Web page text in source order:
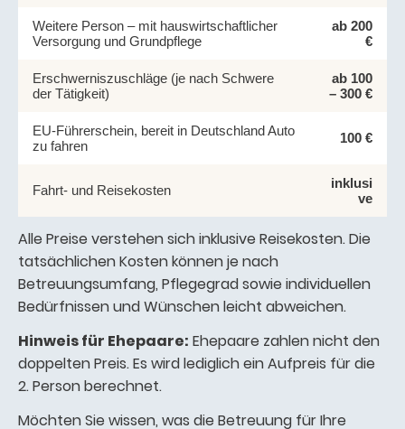
Weitere Person – mit hauswirtschaftlicher
Versorgung und Grundpflege
ab 200
€
Erschwerniszuschläge (je nach Schwere
der Tätigkeit)
ab 100
– 300 €
EU-Führerschein, bereit in Deutschland Auto
zu fahren
100 €
Fahrt- und Reisekosten
inklusi
ve
Alle Preise verstehen sich inklusive Reisekosten. Die
tatsächlichen Kosten können je nach
Betreuungsumfang, Pflegegrad sowie individuellen
Bedürfnissen und Wünschen leicht abweichen.
Hinweis für Ehepaare: Ehepaare zahlen nicht den
doppelten Preis. Es wird lediglich ein Aufpreis für die
2. Person berechnet.
Möchten Sie wissen, was die Betreuung für Ihre